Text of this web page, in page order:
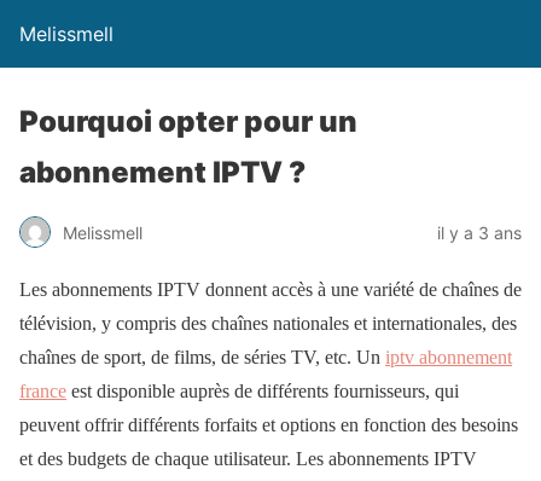
Melissmell
Pourquoi opter pour un
abonnement IPTV ?
Melissmell il y a 3 ans
Les abonnements IPTV donnent accès à une variété de chaînes de
télévision, y compris des chaînes nationales et internationales, des
chaînes de sport, de films, de séries TV, etc. Un iptv abonnement
france est disponible auprès de différents fournisseurs, qui
peuvent offrir différents forfaits et options en fonction des besoins
et des budgets de chaque utilisateur. Les abonnements IPTV